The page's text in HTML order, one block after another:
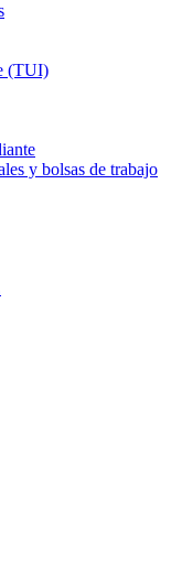
(TUI)
y bolsas de trabajo